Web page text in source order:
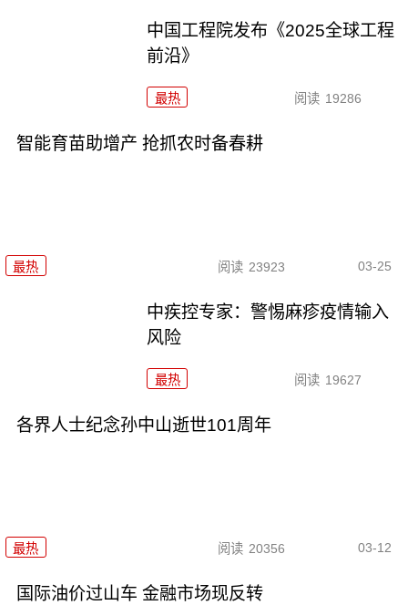
中国工程院发布《2025全球工程
前沿》
最热 阅读 19286
智能育苗助增产 抢抓农时备春耕
最热 阅读 23923 03-25
中疾控专家：警惕麻疹疫情输入
风险
最热 阅读 19627
各界人士纪念孙中山逝世101周年
最热 阅读 20356 03-12
国际油价过山车 金融市场现反转